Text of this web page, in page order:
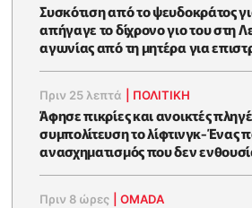
Συσκότιση από το ψευδοκράτος
απήγαγε το δίχρονο γιο του στη
αγωνίας από τη μητέρα για
Πριν 25 λεπτά ΠΟΛΙΤΙΚΗ
Άφησε πικρίες και ανοικτές
συμπολίτευση το λίφτινγκ-Ένας
ανασχηματισμός που δεν
Πριν 8 ώρες |OMADA